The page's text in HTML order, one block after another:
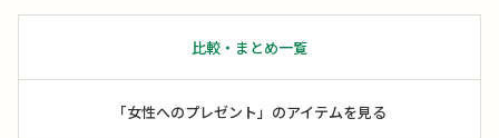
比較・まとめ一覧
「女性へのプレゼント」のアイテムを見る